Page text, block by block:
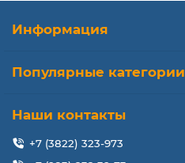
Информация
Популярные категории
Наши контакты
+7 (3822) 323-973